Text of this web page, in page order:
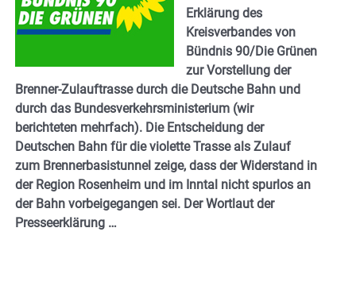
Erklärung des
Kreisverbandes von
Bündnis 90/Die Grünen
zur Vorstellung der
Brenner-Zulauftrasse durch die Deutsche Bahn und
durch das Bundesverkehrsministerium (wir
berichteten mehrfach). Die Entscheidung der
Deutschen Bahn für die violette Trasse als Zulauf
zum Brennerbasistunnel zeige, dass der Widerstand in
der Region Rosenheim und im Inntal nicht spurlos an
der Bahn vorbeigegangen sei. Der Wortlaut der
Presseerklärung …